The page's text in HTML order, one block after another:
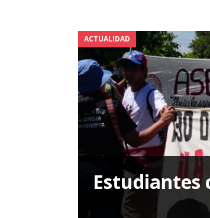
[ 28 julio, 2026 ]
ACTUALIDAD
[ 24 julio, 2026 ] A
[ 28 julio, 2026 ]
ACTUALIDAD
Estudiantes